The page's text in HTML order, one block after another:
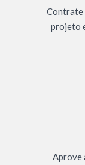
Contrate
projeto
Aprove